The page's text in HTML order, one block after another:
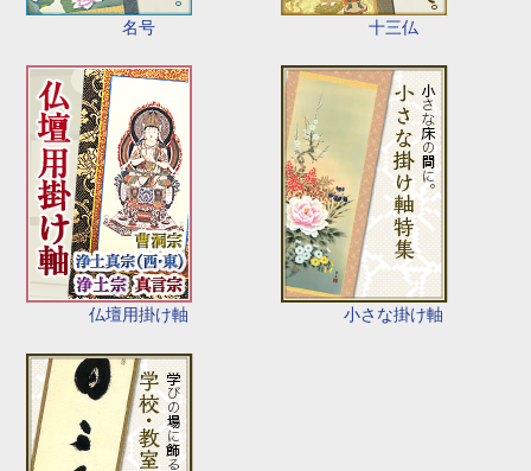
名号 十三仏
仏壇用掛け軸 小さな掛け軸